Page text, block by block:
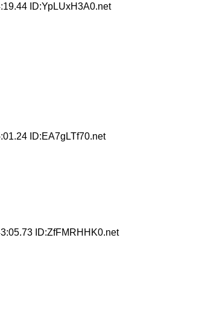
ID:YpLUxH3A0.net
ID:EA7gLTf70.net
ID:ZfFMRHHK0.net